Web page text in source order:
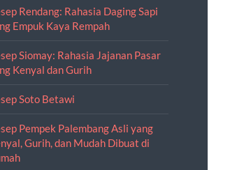
Rendang: Rahasia Daging Sapi
Empuk Kaya Rempah
Siomay: Rahasia Jajanan Pasar
Kenyal dan Gurih
Soto Betawi
Pempek Palembang Asli yang
Gurih, dan Mudah Dibuat di